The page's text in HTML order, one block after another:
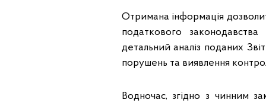
Отримана інформація
податкового
детальний аналіз поданих
порушень та виявлення
Водночас, згідно з чинним